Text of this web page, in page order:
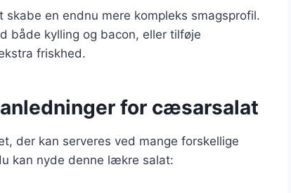
en endnu mere kompleks smagsprofil.
både kylling og bacon, eller tilføje
friskhed.
for cæsarsalat
der kan serveres ved mange forskellige
kan nyde denne lækre salat: